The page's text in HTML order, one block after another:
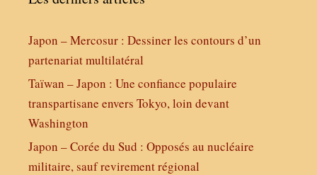
Japon – Mercosur : Dessiner les contours d’un
partenariat multilatéral
Taïwan – Japon : Une confiance populaire
transpartisane envers Tokyo, loin devant
Washington
Japon – Corée du Sud : Opposés au nucléaire
militaire, sauf revirement régional